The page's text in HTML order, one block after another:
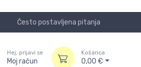
Često postavljena pitanja
Hej, prijavi se
Moj račun
Košarica
0,00 €